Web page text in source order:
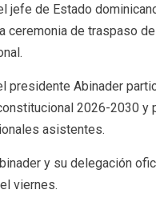
jefe de Estado
ceremonia de traspaso
presidente Abinader
2026-2030 y
asistentes.
y su delegación
viernes.